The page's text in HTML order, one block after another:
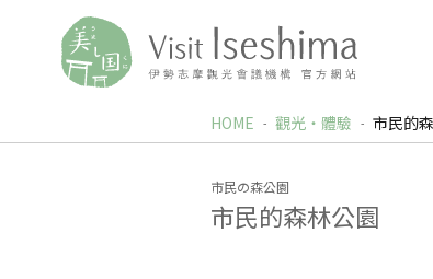
HOME 觀光‧體驗 市民的
市民の森公園
市民的森林公園